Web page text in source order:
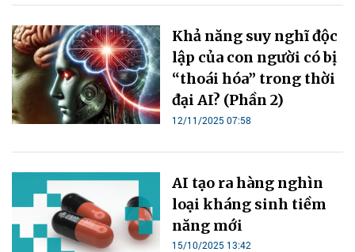
Khả năng suy nghĩ độc
lập của con người có bị
“thoái hóa” trong thời
đại AI? (Phần 2)
12/11/2025 07:58
‏AI tạo ra hàng nghìn
loại kháng sinh tiềm
15/10/2025 13:42